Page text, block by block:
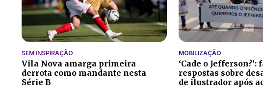
SEM INSPIRAÇÃO
Vila Nova amarga primeira
derrota como mandante nesta
Série B
MOBILIZAÇÃO
‘Cade o
respostas sobre
de ilustrador após